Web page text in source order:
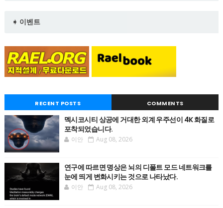
➧ 이벤트
RECENT POSTS COMMENTS
멕시코시티 상공에 거대한 외계 우주선이 4K 화질로
포착되었습니다.
이안 Aug 08, 2026
연구에 따르면 명상은 뇌의 디폴트 모드 네트워크를
눈에 띄게 변화시키는 것으로 나타났다.
이안 Aug 08, 2026